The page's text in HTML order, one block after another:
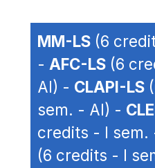
MM-LS (6
- AFC-LS (6
AI) - CLAPI-LS
sem. - AI) -
credits - I sem.
(6 credits - I